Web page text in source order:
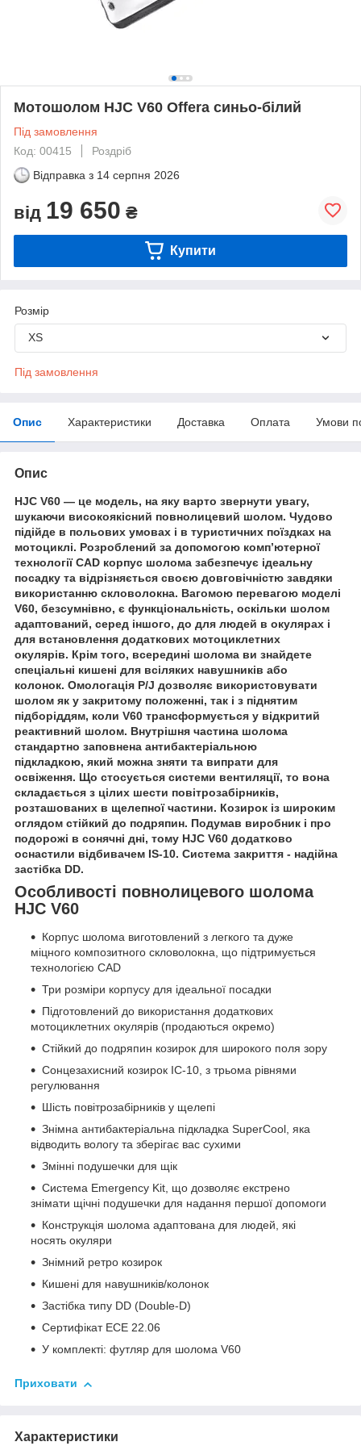
Мотошолом HJC V60 Offera синьо-білий
Під замовлення
Код: 00415
Роздріб
Відправка з 14 серпня 2026
від 19 650 ₴
Купити
Розмір
XS
Під замовлення
Опис Характеристики Доставка Оплата Умови
Опис
HJC V60 — це модель, на яку варто звернути увагу,
шукаючи високоякісний повнолицевий шолом. Чудово
підійде в польових умовах і в туристичних поїздках на
мотоциклі. Розроблений за допомогою комп’ютерної
технології CAD корпус шолома забезпечує ідеальну
посадку та відрізняється своєю довговічністю завдяки
використанню скловолокна. Вагомою перевагою моделі
V60, безсумнівно, є функціональність, оскільки шолом
адаптований, серед іншого, до для людей в окулярах і
для встановлення додаткових мотоциклетних
окулярів. Крім того, всередині шолома ви знайдете
спеціальні кишені для всіляких навушників або
колонок. Омологація P/J дозволяє використовувати
шолом як у закритому положенні, так і з піднятим
підборіддям, коли V60 трансформується у відкритий
реактивний шолом. Внутрішня частина шолома
стандартно заповнена антибактеріальною
підкладкою, який можна зняти та випрати для
освіження. Що стосується системи вентиляції, то вона
складається з цілих шести повітрозабірників,
розташованих в щелепної частини. Козирок із широким
оглядом стійкий до подряпин. Подумав виробник і про
подорожі в сонячні дні, тому HJC V60 додатково
оснастили відбивачем IS-10. Система закриття - надійна
застібка DD.
Особливості повнолицевого шолома
HJC V60
Корпус шолома виготовлений з легкого та дуже
міцного композитного скловолокна, що підтримується
технологією CAD
Три розміри корпусу для ідеальної посадки
Підготовлений до використання додаткових
мотоциклетних окулярів (продаються окремо)
Стійкий до подряпин козирок для широкого поля зору
Сонцезахисний козирок ІС-10, з трьома рівнями
регулювання
Шість повітрозабірників у щелепі
Знімна антибактеріальна підкладка SuperCool, яка
відводить вологу та зберігає вас сухими
Змінні подушечки для щік
Система Emergency Kit, що дозволяє екстрено
знімати щічні подушечки для надання першої допомоги
Конструкція шолома адаптована для людей, які
носять окуляри
Знімний ретро козирок
Кишені для навушників/колонок
Застібка типу DD (Double-D)
Сертифікат ECE 22.06
У комплекті: футляр для шолома V60
Приховати
Характеристики